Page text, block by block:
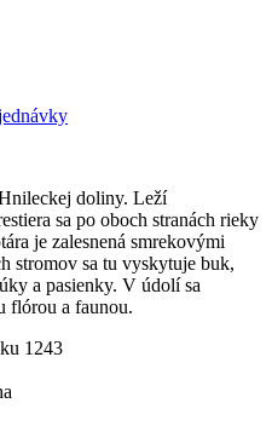
doliny. Leží
sa po oboch stranách rieky
je zalesnená smrekovými
stromov sa tu vyskytuje buk,
a pasienky. V údolí sa
flórou a faunou.
1243